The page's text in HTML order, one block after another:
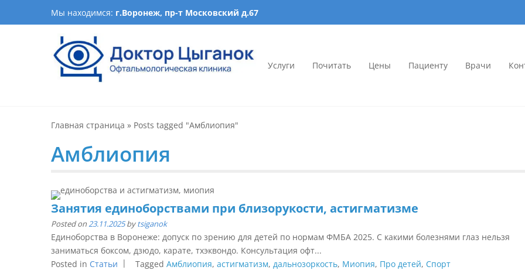
Мы находимся: г.Воронеж, пр-т Московский д.67
оптика, детская офтальмология
Услуги Почитать Цены Пациенту Врачи
Главная страница » Posts tagged "Амблиопия"
Амблиопия
Занятия единоборствами при близорукости, астигматизме
Posted on23.11.2025bytsiganok
Единоборства в Воронеже: допуск по зрению для детей по нормам ФМБА 2025. С какими болезнями глаз нельзя
заниматься боксом, дзюдо, карате, тхэквондо. Консультация офт...
Posted in Статьи Tagged Амблиопия, астигматизм, дальнозоркость, Миопия, Про детей, Спорт